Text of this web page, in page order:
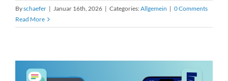
Byschaefer | Januar 16th, 2026 | Categories:Allgemein | 0 Comments
Read More